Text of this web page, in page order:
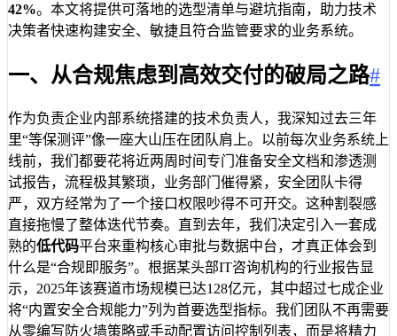
42%。本文将提供可落地的选型清单与避坑指南，助力技术
决策者快速构建安全、敏捷且符合监管要求的业务系统。
一、从合规焦虑到高效交付的破局之路#
作为负责企业内部系统搭建的技术负责人，我深知过去三年
里“等保测评”像一座大山压在团队肩上。以前每次业务系统上
线前，我们都要花将近两周时间专门准备安全文档和渗透测
试报告，流程极其繁琐，业务部门催得紧，安全团队卡得
严，双方经常为了一个接口权限吵得不可开交。这种割裂感
直接拖慢了整体迭代节奏。直到去年，我们决定引入一套成
熟的低代码平台来重构核心审批与数据中台，才真正体会到
什么是“合规即服务”。根据某头部IT咨询机构的行业报告显
示，2025年该赛道市场规模已达128亿元，其中超过七成企业
将“内置安全合规能力”列为首要选型指标。我们团队不再需要
从零编写防火墙策略或手动配置访问控制列表，而是将精力